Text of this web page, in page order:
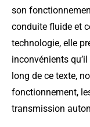
son
conduite fluide et
technologie, elle
inconvénients
long de ce texte,
fonctionnement,
transmission